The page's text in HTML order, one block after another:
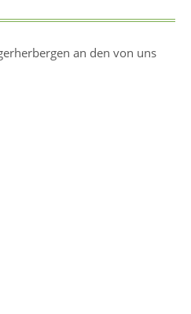
an den von uns